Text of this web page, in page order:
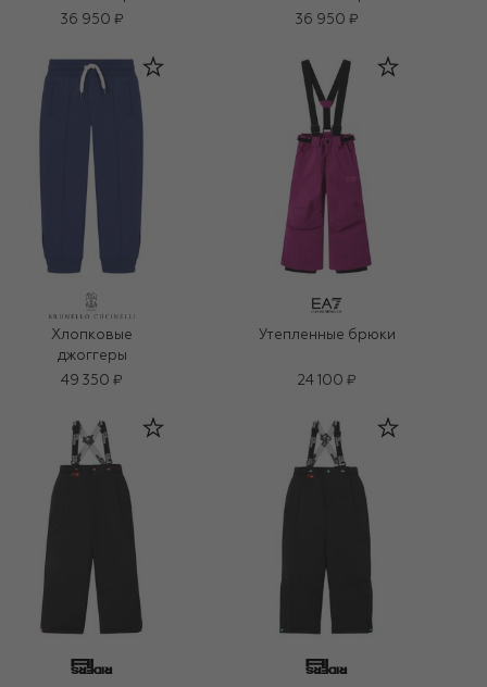
36 950 ₽
36 950 ₽
Хлопковые
джоггеры
49 350 ₽
Утепленные брюки
24 100 ₽